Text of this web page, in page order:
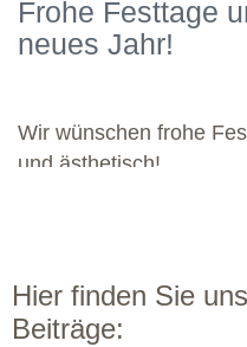
kommenden Module. Günther
Dozierenden viel Freude bei
Frohe Festtage
neues Jahr!
Wir wünschen frohe
und ästhetisch!
Hier finden Sie
Beiträge: